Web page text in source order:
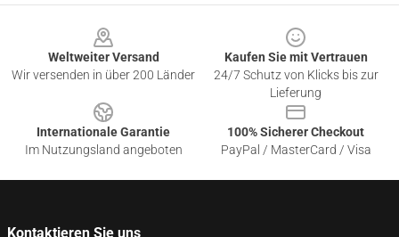
Weltweiter Versand
Wir versenden in über 200 Länder
Kaufen Sie mit Vertrauen
24/7 Schutz von Klicks bis zur
Lieferung
Internationale Garantie
Im Nutzungsland angeboten
100% Sicherer Checkout
PayPal / MasterCard / Visa
Kontaktieren Sie uns